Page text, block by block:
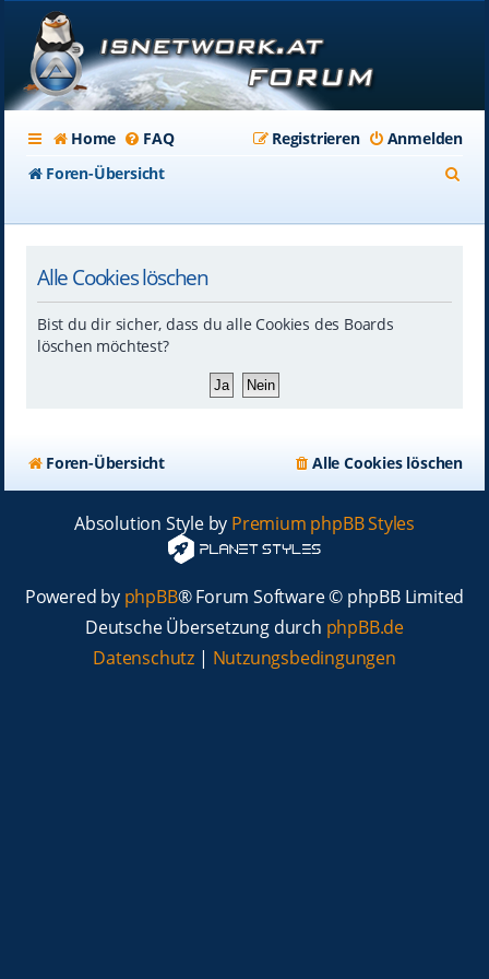
Home FAQ Anmelden
Registrieren
Foren-Übersicht
Alle Cookies löschen
Bist du dir sicher, dass du alle Cookies des Boards
löschen möchtest?
Foren-Übersicht Alle Cookies löschen
Absolution Style by Premium phpBB Styles
Powered by phpBB® Forum Software © phpBB Limited
Deutsche Übersetzung durch phpBB.de
Datenschutz | Nutzungsbedingungen